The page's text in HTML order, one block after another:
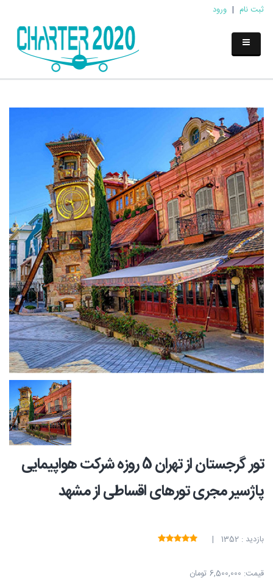
ثبت نام | ورود
تور گرجستان از تهران 5 روزه شرکت هواپیمایی
پاژسیر مجری تورهای اقساطی از مشهد
بازدید : 1352 |
قیمت: 6,500,000 تومان